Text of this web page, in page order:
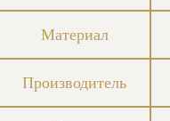
Материал
Производитель